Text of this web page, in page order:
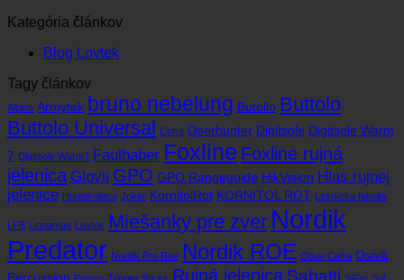
praxi:
skúsenosť
vábničkám
Game
CHÝB,
SKRACUJÚ
OPTIKY
pre
parohy?
Kategória článkov
Blog Lovtek
Tagy článkov
Alpina Armytek bruno nebelung Butollo Buttolo
Buttolo Universal Cofra Deerhunter Digitsole Digitsole Warm
7 Digitsole Warm7 Faulhaber Foxline Foxline rujná
jelenica Glovii GPO GPO Rangeguide HikVision Hlas rujnej
jelenice Hunter-deco Joker KornitolRot KORNITOL ROT Lesnícka fakulta
LFB Linnamäe Lovtek Miešanky pre zver Nordik
Predator Nordik Pro Roe Nordik ROE Obuv Cofra Osivá
Rujná jelenica Sabatti